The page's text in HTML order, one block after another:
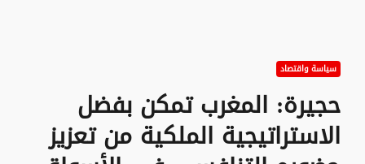
سياسة واقتصاد
حجيرة: المغرب تمكن بفضل
الاستراتيجية الملكية من تعزيز